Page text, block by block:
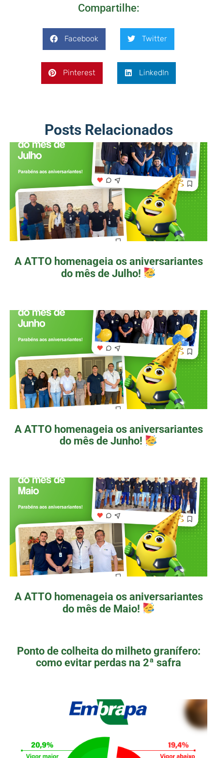
Compartilhe:
Facebook Twitter
Pinterest LinkedIn
Posts Relacionados
A ATTO homenageia os aniversariantes
do mês de Julho!
A ATTO homenageia os aniversariantes
do mês de Junho!
A ATTO homenageia os aniversariantes
do mês de Maio!
Ponto de colheita do milheto granífero:
como evitar perdas na 2ª safra